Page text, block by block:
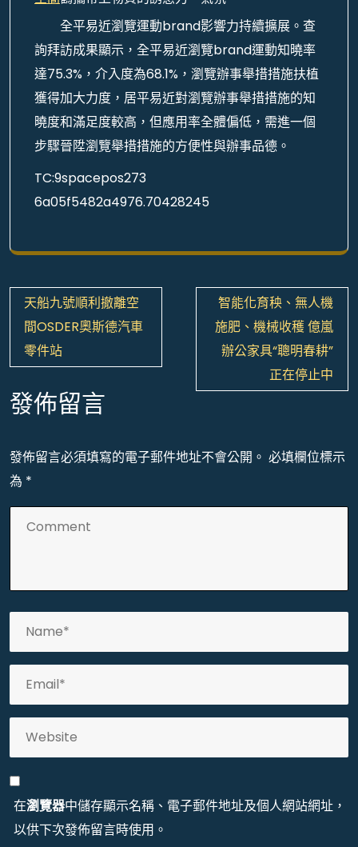
全平易近瀏覽運動brand影響力持續擴展。查
詢拜訪成果顯示，全平易近瀏覽brand運動知曉率
達75.3%，介入度為68.1%，瀏覽辦事舉措措施扶植
獲得加大力度，居平易近對瀏覽辦事舉措措施的知
曉度和滿足度較高，但應用率全體偏低，需進一個
步驟晉陞瀏覽舉措措施的方便性與辦事品德。
TC:9spacepos273
6a05f5482a4976.70428245
文
章
導
覽
天船九號順利撤離空
間OSDER奧斯德汽車
零件站
智能化育秧、無人機
施肥、機械收穫 億嵐
辦公家具“聰明春耕”
正在停止中
發佈留言
發佈留言必須填寫的電子郵件地址不會公開。 必填欄位標示
為 *
在瀏覽器中儲存顯示名稱、電子郵件地址及個人網站網址，
以供下次發佈留言時使用。